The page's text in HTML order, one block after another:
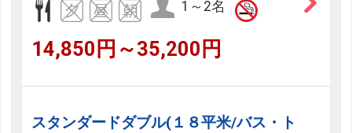
1～2名
14,850円～35,200円
スタンダードダブル(１８平米/バス・ト